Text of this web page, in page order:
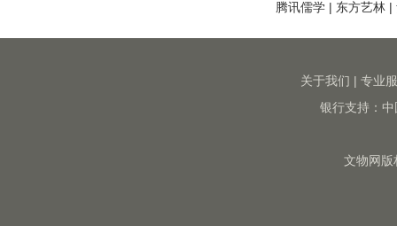
腾讯儒学 | 东方艺林 |
关于我们 | 专业
银行支持：
文物网